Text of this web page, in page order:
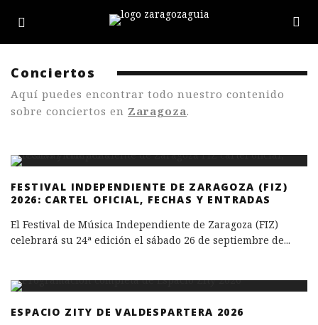
Conciertos
Aquí puedes encontrar todo nuestro contenido
sobre conciertos en Zaragoza.
FESTIVAL INDEPENDIENTE DE ZARAGOZA (FIZ)
2026: CARTEL OFICIAL, FECHAS Y ENTRADAS
El Festival de Música Independiente de Zaragoza (FIZ)
celebrará su 24ª edición el sábado 26 de septiembre de...
ESPACIO ZITY DE VALDESPARTERA 2026